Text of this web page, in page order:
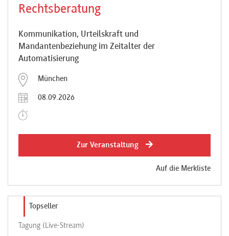
Rechtsberatung
Kommunikation, Urteilskraft und
Mandantenbeziehung im Zeitalter der
Automatisierung
München
08.09.2026
Zur Veranstaltung
Auf die Merkliste
Topseller
Tagung (Live-Stream)